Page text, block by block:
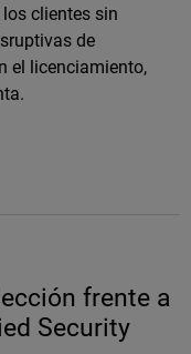
clientes sin
de
el licenciamiento,
frente a
Security